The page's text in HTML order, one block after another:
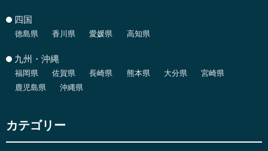
四国
徳島県 香川県 愛媛県 高知県
九州・沖縄
福岡県 佐賀県 長崎県 熊本県 大分県
宮崎県
鹿児島県
沖縄県
カテゴリー